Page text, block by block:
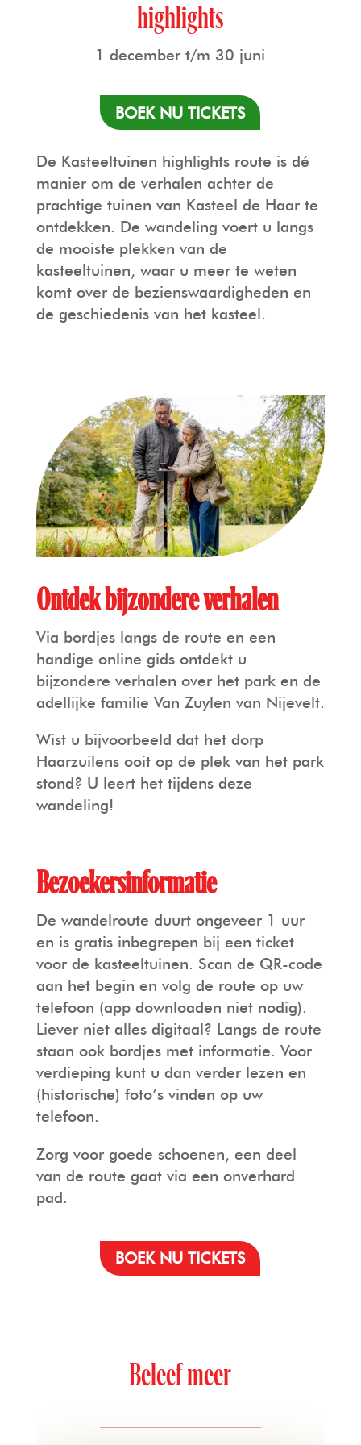
TOUROPERATORS
VEELGESTELDE VRAGEN
DE KAPEL
HAARZUILENS
HORECA
FOTO- EN FILMOPNAMES
highlights
1 december t/m 30 juni
BOEK NU TICKETS
De Kasteeltuinen highlights route is dé
manier om de verhalen achter de
prachtige tuinen van Kasteel de Haar te
ontdekken. De wandeling voert u langs
de mooiste plekken van de
kasteeltuinen, waar u meer te weten
komt over de bezienswaardigheden en
de geschiedenis van het kasteel.
Ontdek bijzondere verhalen
Via bordjes langs de route en een
handige online gids ontdekt u
bijzondere verhalen over het park en de
adellijke familie Van Zuylen van Nijevelt.
Wist u bijvoorbeeld dat het dorp
Haarzuilens ooit op de plek van het park
stond? U leert het tijdens deze
wandeling!
Bezoekersinformatie
De wandelroute duurt ongeveer 1 uur
en is gratis inbegrepen bij een ticket
voor de kasteeltuinen. Scan de QR-code
aan het begin en volg de route op uw
telefoon (app downloaden niet nodig).
Liever niet alles digitaal? Langs de route
staan ook bordjes met informatie. Voor
verdieping kunt u dan verder lezen en
(historische) foto’s vinden op uw
telefoon.
Zorg voor goede schoenen, een deel
van de route gaat via een onverhard
pad.
BOEK NU TICKETS
Beleef meer